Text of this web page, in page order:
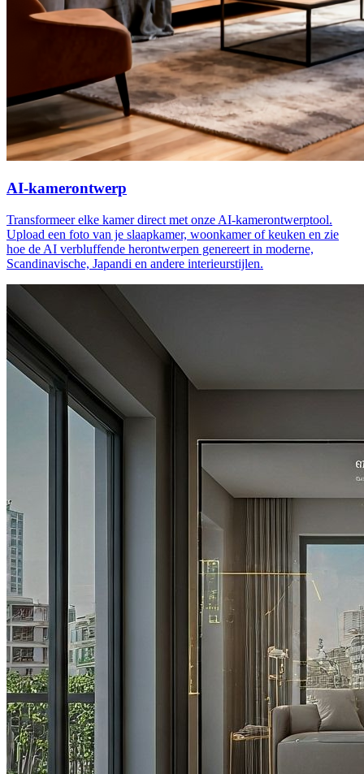
AI-kamerontwerp
Transformeer elke kamer direct met onze AI-kamerontwerptool.
Upload een foto van je slaapkamer, woonkamer of keuken en zie
hoe de AI verbluffende herontwerpen genereert in moderne,
Scandinavische, Japandi en andere interieurstijlen.